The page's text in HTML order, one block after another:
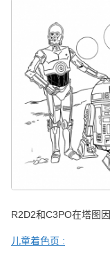
R2D2和C3PO在塔图因
儿童着色页 :